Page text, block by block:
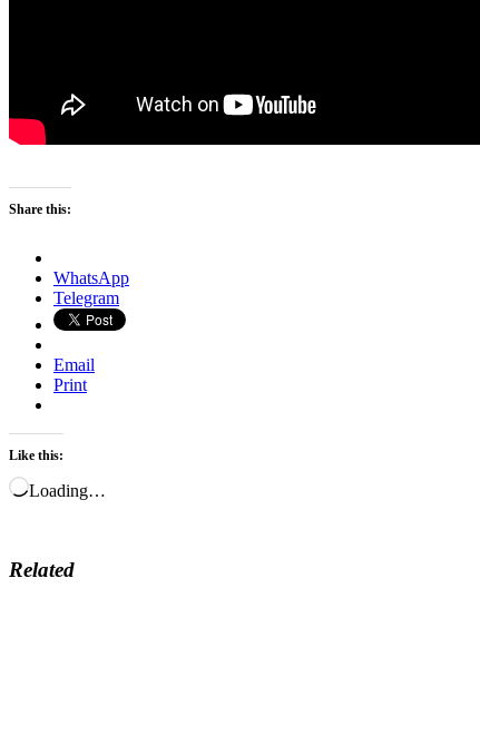
Share this:
WhatsApp
Telegram
Email
Print
Like this:
Loading…
Related